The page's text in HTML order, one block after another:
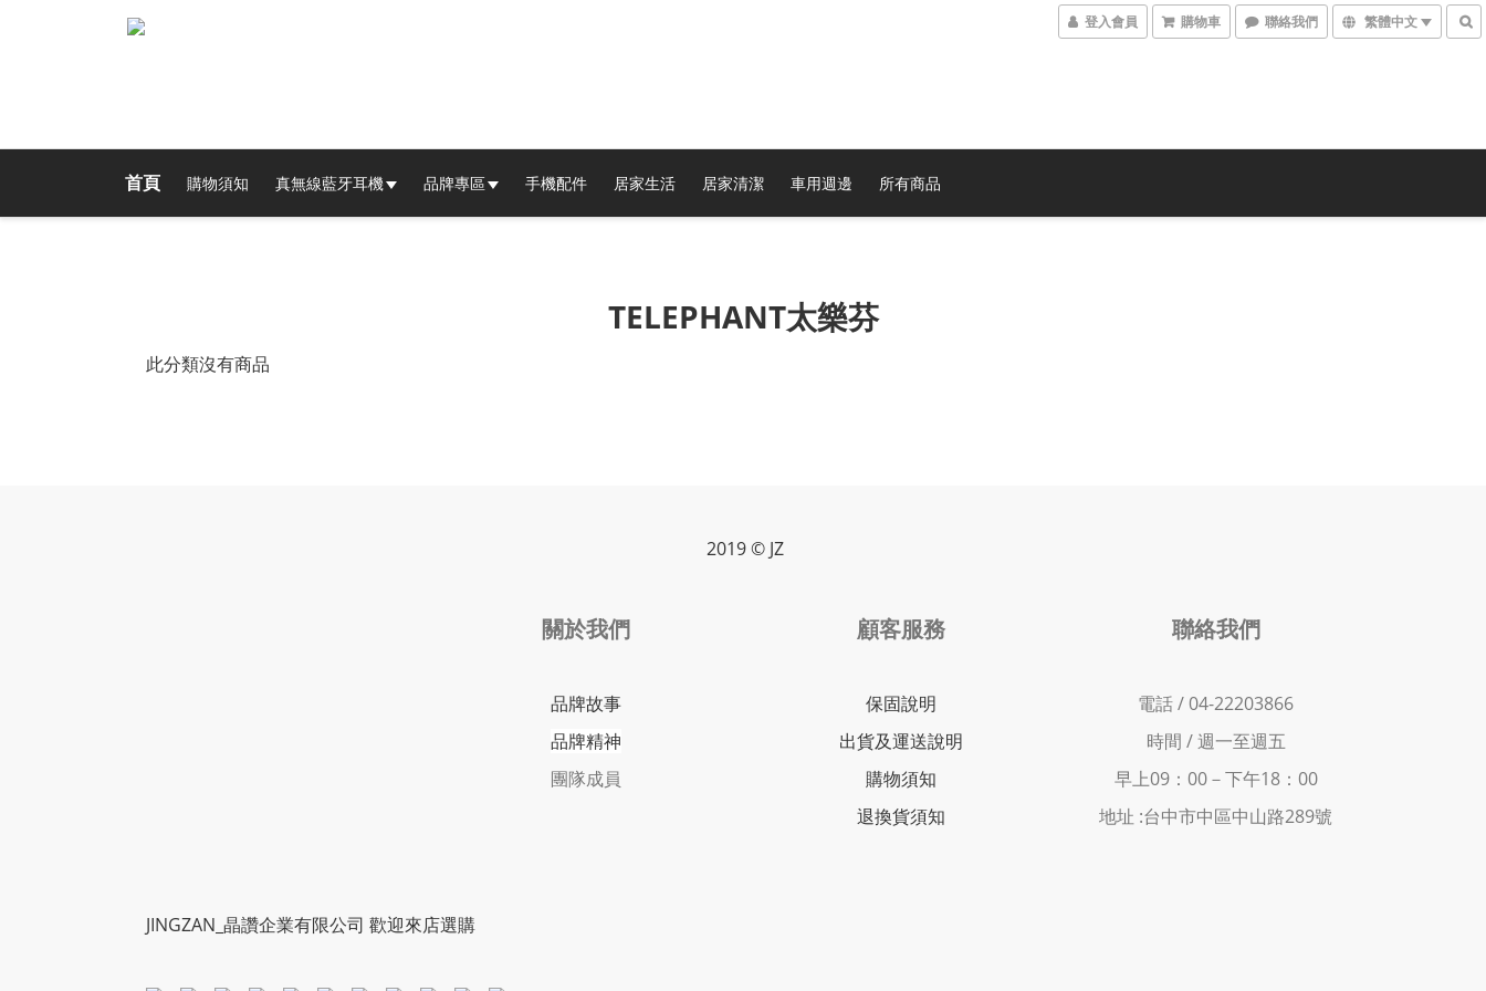
登入會員 購物車 聯絡我們 繁體中文
首頁 購物須知 真無線藍牙耳機 品牌專區 手機配件 居家生活 居家清潔 車用週邊 所有商品
TELEPHANT太樂芬
此分類沒有商品
2019 © JZ
關於我們
品牌故事
品牌精神
團隊成員
顧客服務
保固說明
出貨及運送說明
購物須知
退換貨須知
聯絡我們
電話 / 04-22203866
時間 /週一至週五
早上09：00－下午18：00
地址 :台中市中區中山路289號
JINGZAN_晶讚企業有限公司 歡迎來店選購